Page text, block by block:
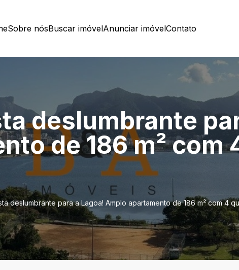
Sobre nósBuscar imóvelAnunciar imóvelContato
deslumbrante
de 186 m² com
deslumbrante para a Lagoa! Amplo apartamento de 186 m² com 4